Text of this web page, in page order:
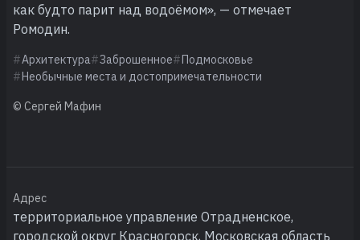
как будто парит над водоёмом», — отмечает
Ромодин.
Архитектура Заброшенное
Подмосковье
Необычные места и достопримечательности
© Сергей Мафин
Адрес
территориальное управление Отрадненское,
городской округ Красногорск, Московская область